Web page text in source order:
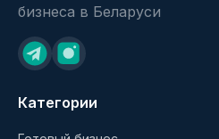
бизнеса в Беларуси
Категории